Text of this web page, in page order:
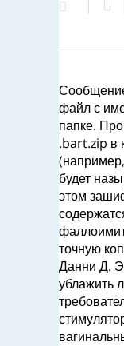
файл с
папке.
.bart.zip в
будет
этом
точную
Данни Д.
ублажить